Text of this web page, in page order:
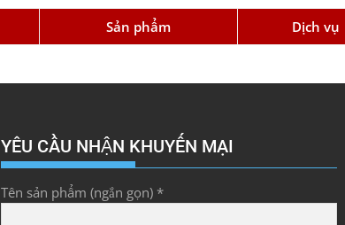
Sản phẩm Dịch vụ
YÊU CẦU NHẬN KHUYẾN MẠI
Tên sản phẩm (ngắn gọn) *